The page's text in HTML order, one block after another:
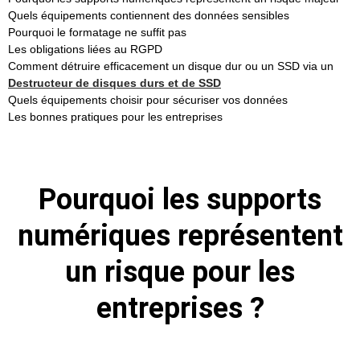
Quels équipements contiennent des données sensibles
Pourquoi le formatage ne suffit pas
Les obligations liées au RGPD
Comment détruire efficacement un disque dur ou un SSD via un
Destructeur de disques durs et de SSD
Quels équipements choisir pour sécuriser vos données
Les bonnes pratiques pour les entreprises
Pourquoi les supports
numériques représentent
un risque pour les
entreprises ?